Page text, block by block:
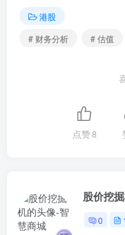
港股
# 财务分析
# 估值
点赞8
股价挖
0